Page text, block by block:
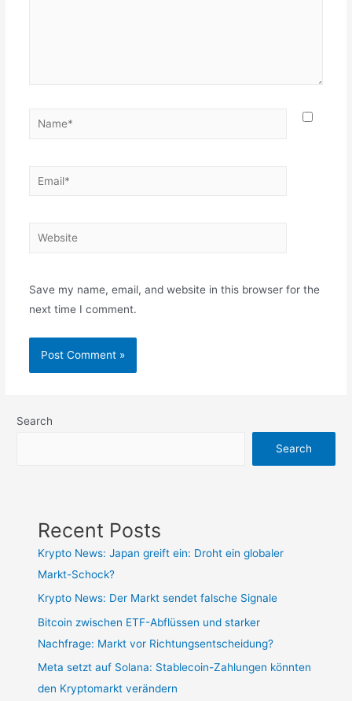
Name*
Email*
Website
Save my name, email, and website in this browser for the
next time I comment.
Search
Search
Recent Posts
Krypto News: Japan greift ein: Droht ein globaler
Markt-Schock?
Krypto News: Der Markt sendet falsche Signale
Bitcoin zwischen ETF-Abflüssen und starker
Nachfrage: Markt vor Richtungsentscheidung?
Meta setzt auf Solana: Stablecoin-Zahlungen könnten
den Kryptomarkt verändern